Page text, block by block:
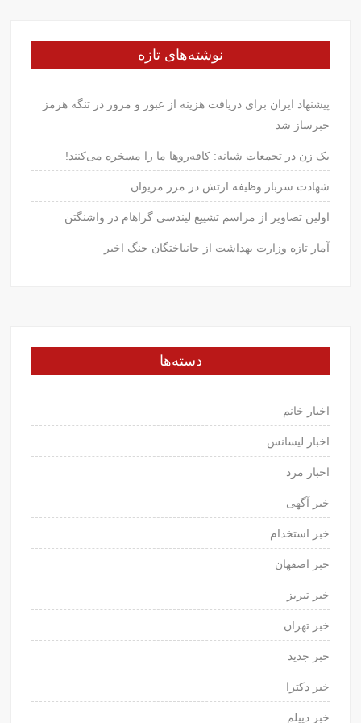
نوشته‌های تازه
پیشنهاد ایران برای دریافت هزینه از عبور و مرور در تنگه هرمز
خبرساز شد
یک زن در تجمعات شبانه: کافه‌روها ما را مسخره می‌کنند!
شهادت سرباز وظیفه ارتش در مرز مریوان
اولین تصاویر از مراسم تشییع لیندسی گراهام در واشنگتن
آمار تازه وزارت بهداشت از جانباختگان جنگ اخیر
دسته‌ها
اخبار خانم
اخبار لیسانس
اخبار مرد
خبر آگهی
خبر استخدام
خبر اصفهان
خبر تبریز
خبر تهران
خبر جدید
خبر دکترا
خبر دیپلم